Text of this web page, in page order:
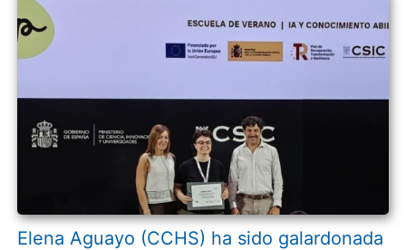
Elena Aguayo (CCHS) ha sido galardonada